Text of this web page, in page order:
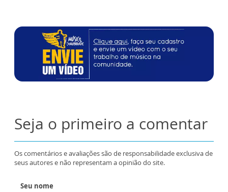
Seja o primeiro a comentar
Os comentários e avaliações são de responsabilidade exclusiva de
seus autores e não representam a opinião do site.
Seu nome